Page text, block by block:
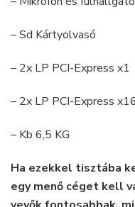
– Sd Kártyolvasó
– 2x LP PCI-Express x1
– 2x LP PCI-Express x16
– Kb 6,5 KG
Ha ezekkel tisztába
egy menő céget kell